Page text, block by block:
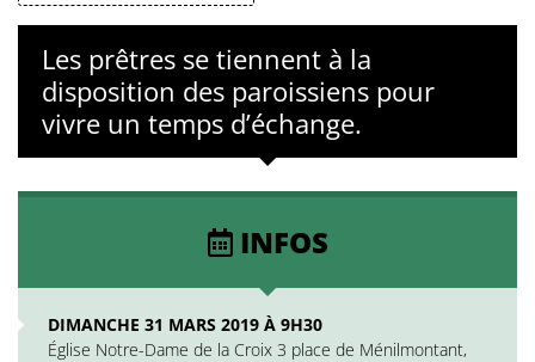
Les prêtres se tiennent à la
disposition des paroissiens pour
vivre un temps d’échange.
INFOS
DIMANCHE 31 MARS 2019 À 9H30
Église Notre-Dame de la Croix 3 place de Ménilmontant,